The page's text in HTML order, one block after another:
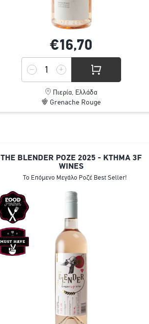
€16,70
Πιερία, Ελλάδα
Grenache Rouge
THE BLENDER ΡΟΖΕ 2025 - ΚΤΗΜΑ 3F
WINES
Το Επόμενο Μεγάλο Ροζέ Best Seller!